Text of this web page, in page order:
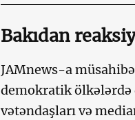
Bakıdan
JAMnews-a
demokratik
vətəndaşları və